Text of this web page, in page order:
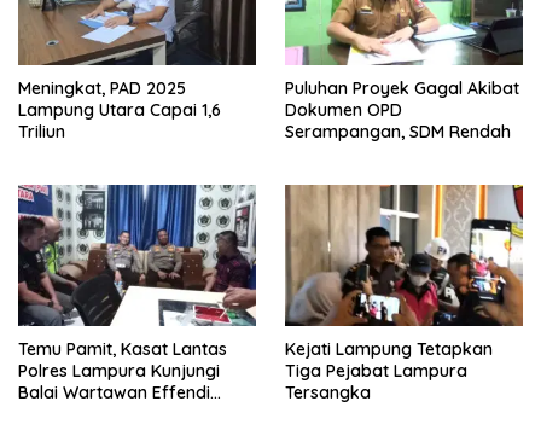
Meningkat, PAD 2025
Lampung Utara Capai 1,6
Triliun
Puluhan Proyek Gagal Akibat
Dokumen OPD
Serampangan, SDM Rendah
Temu Pamit, Kasat Lantas
Polres Lampura Kunjungi
Balai Wartawan Effendi
Kejati Lampung Tetapkan
Tiga Pejabat Lampura
Tersangka